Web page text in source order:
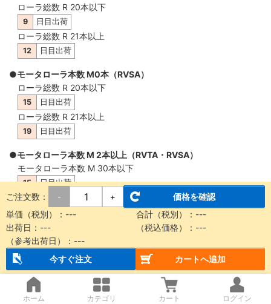
ローラ総数 R 20本以下
9 日目出荷
ローラ総数 R 21本以上
12 日目出荷
●モータローラ本数 M0本（RVSA）
ローラ総数 R 20本以下
15 日目出荷
ローラ総数 R 21本以上
19 日目出荷
●モータローラ本数 M 2本以上（RVTA・RVSA）
モータローラ本数 M 30本以下
15 日目出荷
モータローラ本数 M 31本以上
19 日目出荷
概要・仕様
【納品に関する注意事項】
ご注文数： - +
価格を確認
単価（税別）： --- 合計（税別）： ---
出荷日： --- （税込価格）： ---
（参考出荷日）： ---
今すぐ注文
カートへ追加
ホーム カテゴリ カート ログイン